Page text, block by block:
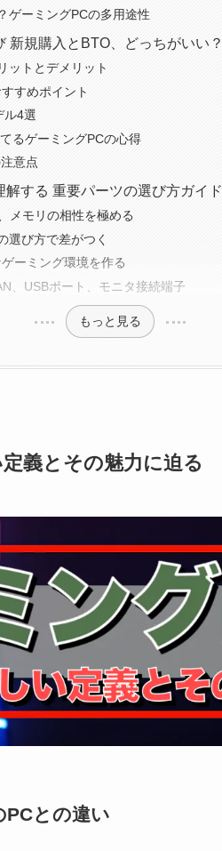
ゲーミングPCの多用途性
新規購入とBTO、どっちがいい？
ットとデメリット
すめポイント
ル4選
るゲーミングPCの心得
意点
する 重要パーツの選び方ガイド
メモリの相性を極める
選び方で差がつく
ーミング環境を作る
、USBポート、モニタ接続端子
もっと見る
義とその魅力に迫る
PCとの違い